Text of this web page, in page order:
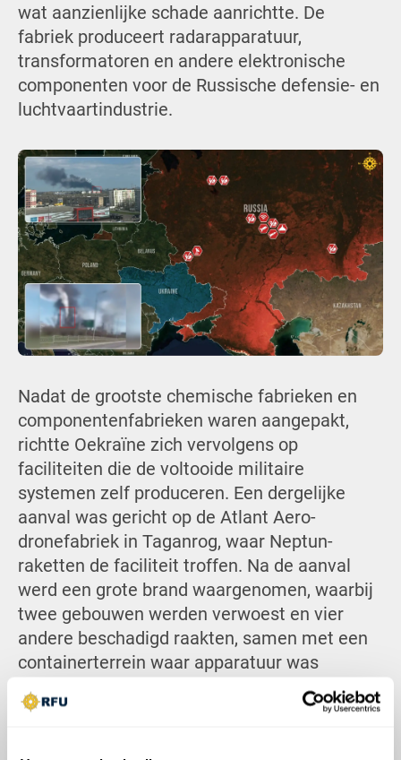
wat aanzienlijke schade aanrichtte. De
fabriek produceert radarapparatuur,
transformatoren en andere elektronische
componenten voor de Russische defensie- en
luchtvaartindustrie.
Nadat de grootste chemische fabrieken en
componentenfabrieken waren aangepakt,
richtte Oekraïne zich vervolgens op
faciliteiten die de voltooide militaire
systemen zelf produceren. Een dergelijke
aanval was gericht op de Atlant Aero-
dronefabriek in Taganrog, waar Neptun-
raketten de faciliteit troffen. Na de aanval
werd een grote brand waargenomen, waarbij
twee gebouwen werden verwoest en vier
andere beschadigd raakten, samen met een
containerterrein waar apparatuur was
opgeslagen. De fabriek is betrokken bij de
productie van Molniya-drones, Orion-